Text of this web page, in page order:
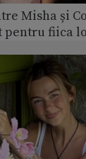
Misha și
pentru fiica